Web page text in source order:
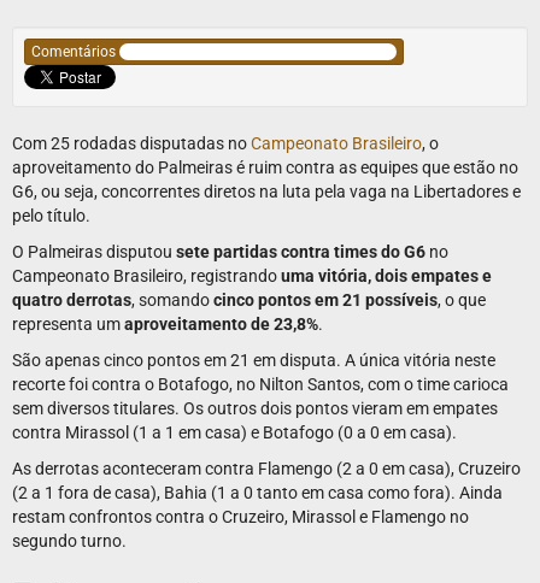
Comentários
Com 25 rodadas disputadas noCampeonato Brasileiro, o
aproveitamento do Palmeiras é ruim contra as equipes que estão no
G6, ou seja, concorrentes diretos na luta pela vaga na Libertadores e
pelo título.
O Palmeiras disputou sete partidas contra times do G6 no
Campeonato Brasileiro, registrandouma vitória, dois empates e
quatro derrotas, somandocinco pontos em 21 possíveis, o que
representa umaproveitamento de 23,8%.
São apenas cinco pontos em 21 em disputa. A única vitória neste
recorte foi contra o Botafogo, no Nilton Santos, com o time carioca
sem diversos titulares. Os outros dois pontos vieram em empates
contra Mirassol (1 a 1 em casa) e Botafogo (0 a 0 em casa).
As derrotas aconteceram contra Flamengo (2 a 0 em casa), Cruzeiro
(2 a 1 fora de casa), Bahia (1 a 0 tanto em casa como fora). Ainda
restam confrontos contra o Cruzeiro, Mirassol e Flamengo no
segundo turno.